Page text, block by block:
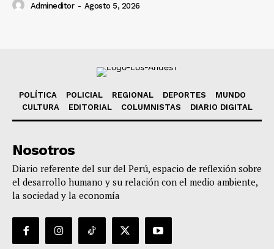
Admineditor - Agosto 5, 2026
POLÍTICA POLICIAL REGIONAL DEPORTES
MUNDO
CULTURA
EDITORIAL COLUMNISTAS DIARIO DIGITAL
Nosotros
Diario referente del sur del Perú, espacio de reflexión sobre
el desarrollo humano y su relación con el medio ambiente,
la sociedad y la economía